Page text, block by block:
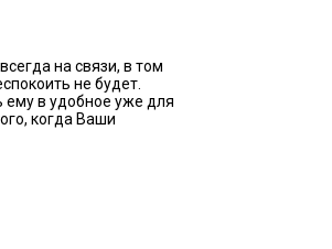
на связи, в том
не будет.
ему в удобное уже для
когда Ваши